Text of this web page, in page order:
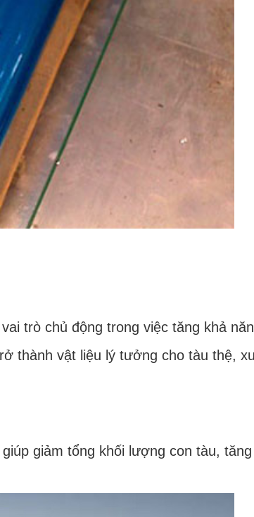
trò chủ động trong việc tăng khả
thành vật liệu lý tưởng cho tàu thệ,
giảm tổng khối lượng con tàu,